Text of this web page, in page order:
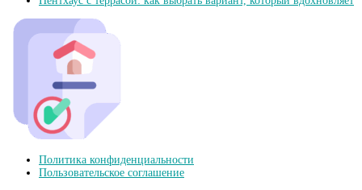
Политика конфиденциальности
Пользовательское соглашение